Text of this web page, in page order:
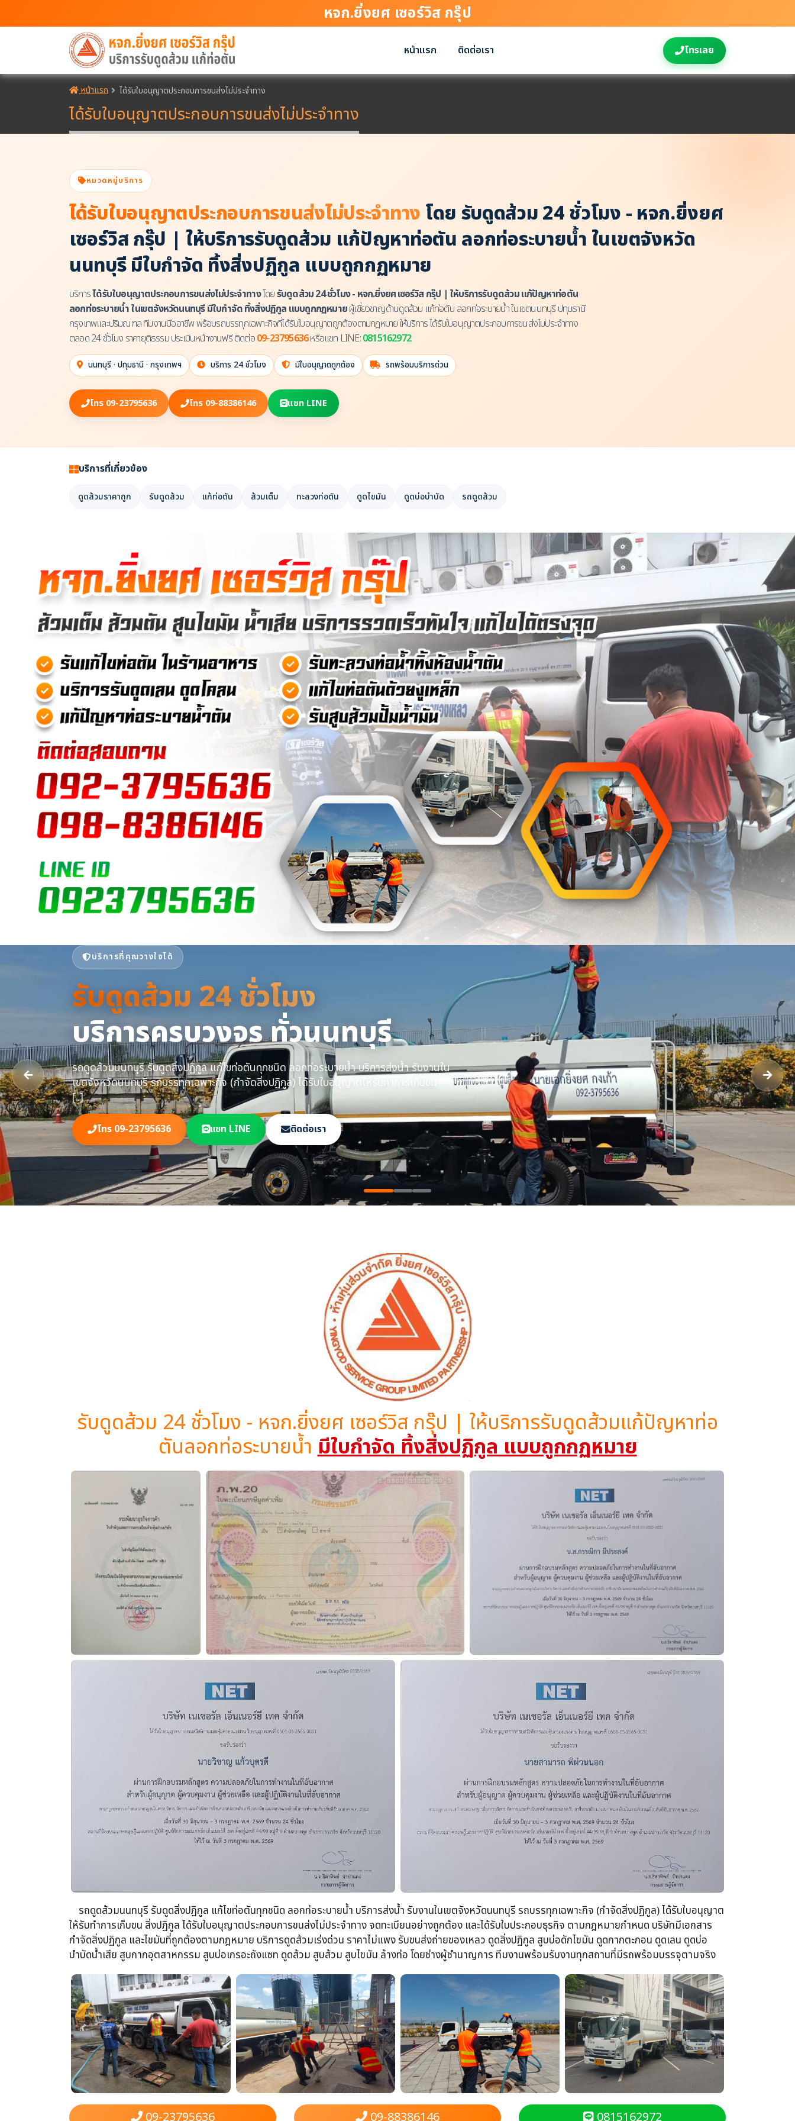
หจก.ยิ่งยศ เซอร์วิส กรุ๊ป
หน้าแรก ติดต่อเรา โทรเลย
หน้าแรก ได้รับใบอนุญาตประกอบการขนส่งไม่ประจำทาง
ได้รับใบอนุญาตประกอบการขนส่งไม่ประจำทาง
หมวดหมู่บริการ
ได้รับใบอนุญาตประกอบการขนส่งไม่ประจำทาง โดย รับดูดส้วม 24 ชั่วโมง - หจก.ยิ่งยศ
เซอร์วิส กรุ๊ป | ให้บริการรับดูดส้วม แก้ปัญหาท่อตัน ลอกท่อระบายน้ำ ในเขตจังหวัด
นนทบุรี มีใบกำจัด ทิ้งสิ่งปฏิกูล แบบถูกกฏหมาย
บริการได้รับใบอนุญาตประกอบการขนส่งไม่ประจำทางโดยรับดูดส้วม 24 ชั่วโมง - หจก.ยิ่งยศ เซอร์วิส กรุ๊ป | ให้บริการรับดูดส้วม แก้ปัญหาท่อตัน
ลอกท่อระบายน้ำ ในเขตจังหวัดนนทบุรี มีใบกำจัด ทิ้งสิ่งปฏิกูล แบบถูกกฏหมายผู้เชี่ยวชาญด้านดูดส้วม แก้ท่อตัน ลอกท่อระบายน้ำ ในเขตนนทบุรี ปทุมธานี
กรุงเทพและปริมณฑล ทีมงานมืออาชีพ พร้อมรถบรรทุกเฉพาะกิจที่ได้รับใบอนุญาตถูกต้องตามกฎหมาย ให้บริการ ได้รับใบอนุญาตประกอบการขนส่งไม่ประจำทาง
ตลอด 24 ชั่วโมง ราคายุติธรรม ประเมินหน้างานฟรี ติดต่อ09-23795636หรือแชท LINE:0815162972
นนทบุรี · ปทุมธานี · กรุงเทพฯ บริการ 24 ชั่วโมง มีใบอนุญาตถูกต้อง รถพร้อมบริการด่วน
โทร 09-23795636 โทร 09-88386146 แชท LINE
บริการที่เกี่ยวข้อง
ดูดส้วมราคาถูก รับดูดส้วม แก้ท่อตัน ส้วมเต็ม ทะลวงท่อตัน ดูดไขมัน ดูดบ่อบำบัด รถดูดส้วม
รับดูดส้วม 24 ชั่วโมง
โทร 09-23795636 แชท LINE ติดต่อเรา
บริการที่คุณวางใจได้
รับดูดส้วม 24 ชั่วโมง - หจก.ยิ่งยศ
เซอร์วิส กรุ๊ป | ให้บริการรับดูดส้วม แก้
ปัญหาท่อตัน ลอกท่อระบายน้ำ ในเขต
จังหวัดนนทบุรี มีใบกำจัด ทิ้งสิ่งปฏิกูล
แบบถูกกฏหมาย
รถดูดส้วม​นนทบุรี รับดูดสิ่งปฏิกูล​ แก้ไขท่อตันทุกชนิด​ ลอกท่อระบายน้ำ​ บริการส่งน้ำ รับงานใน
เขตจังหวัดนนทบุรี รถบรรทุกเฉพาะกิจ​ (กำจัดสิ่งปฏิกูล)​ ได้รับใบอนุญาตให้รับทำการเก็บขน​
รับดูดส้วม 24 ชั่วโมง - หจก.ยิ่งยศ เซอร์วิส กรุ๊ป | ให้บริการรับดูดส้วมแก้ปัญหาท่อ
ตันลอกท่อระบายน้ำมีใบกำจัด ทิ้งสิ่งปฏิกูล แบบถูกกฏหมาย
รถดูดส้วม​นนทบุรี รับดูดสิ่งปฏิกูล​ แก้ไขท่อตันทุกชนิด​ ลอกท่อระบายน้ำ​ บริการส่งน้ำ รับงานในเขตจังหวัดนนทบุรี รถบรรทุกเฉพาะกิจ​ (กำจัดสิ่งปฏิกูล)​ ได้รับใบอนุญาต
ให้รับทำการเก็บขน​ สิ่งปฏิกูล ได้รับใบอนุญาตประกอบการขนส่งไม่ประจำทาง จดทะเบียนอย่างถูกต้อง​ และได้รับใบประกอบธุรกิจ​ ตามกฎหมายกำหนด บริษัทมีเอกสาร
กำจัดสิ่งปฏิกูล​ และไขมันที่ถูกต้องตามกฎหมาย บริการดูดส้วมเร่งด่วน​ ราคาไม่แพง รับขนส่งถ่ายของเหลว​ ดูดสิ่งปฏิกูล​ สูบบ่อดักไขมัน​ ดูดกากตะกอน​ ดูดเลน​ ดูดบ่อ
บำบัดน้ำเสีย​ สูบกากอุตสาหกรรม​ สูบบ่อเกรอะถังแซท​ ดูดส้วม​ สูบส้วม​ สูบไขมัน​ ล้างท่อ​ โดยช่างผู้ชำนาญการ​ ทีมงานพร้อม​รับงานทุกสถานที่​มีรถพร้อมบรรจุ​ตามจริง
09-23795636 09-88386146 0815162972